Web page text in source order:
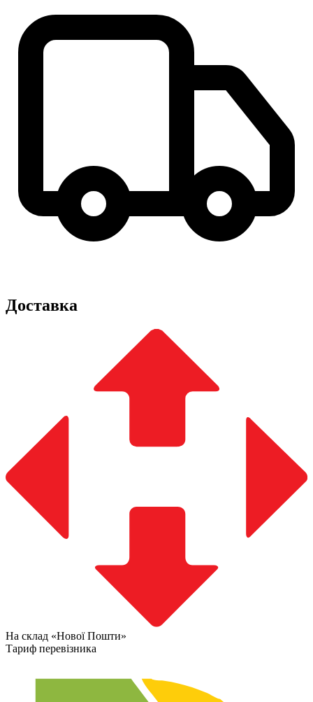
Доставка
На склад «Нової Пошти»
Тариф перевізника